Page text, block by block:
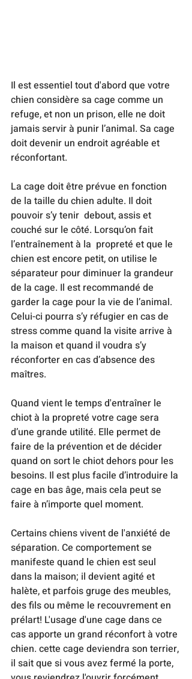
Il est essentiel tout d'abord que votre
chien considère sa cage comme un
refuge, et non un prison, elle ne doit
jamais servir à punir l’animal. Sa cage
doit devenir un endroit agréable et
réconfortant.
La cage doit être prévue en fonction
de la taille du chien adulte. Il doit
pouvoir s’y tenir  debout, assis et
couché sur le côté. Lorsqu’on fait
l’entraînement à la  propreté et que le
chien est encore petit, on utilise le
séparateur pour diminuer la grandeur
de la cage. Il est recommandé de
garder la cage pour la vie de l’animal.
Celui-ci pourra s’y réfugier en cas de
stress comme quand la visite arrive à
la maison et quand il voudra s’y
réconforter en cas d’absence des
maîtres.
Quand vient le temps d'entraîner le
chiot à la propreté votre cage sera
d’une grande utilité. Elle permet de
faire de la prévention et de décider
quand on sort le chiot dehors pour les
besoins. Il est plus facile d’introduire la
cage en bas âge, mais cela peut se
faire à n’importe quel moment.
Certains chiens vivent de l'anxiété de
séparation. Ce comportement se
manifeste quand le chien est seul
dans la maison; il devient agité et
halète, et parfois gruge des meubles,
des fils ou même le recouvrement en
prélart! L'usage d'une cage dans ce
cas apporte un grand réconfort à votre
chien. cette cage deviendra son terrier,
il sait que si vous avez fermé la porte,